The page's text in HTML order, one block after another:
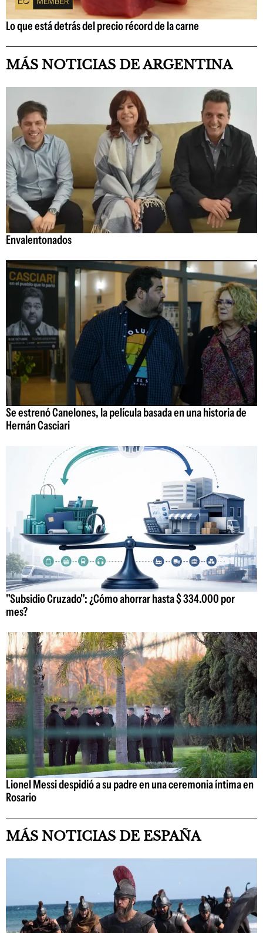
Lo que está detrás del precio récord de la carne
MÁS NOTICIAS DE ARGENTINA
Envalentonados
Se estrenó Canelones, la película basada en una historia de
Hernán Casciari
"Subsidio Cruzado": ¿Cómo ahorrar hasta $ 334.000 por
mes?
Lionel Messi despidió a su padre en una ceremonia íntima en
Rosario
MÁS NOTICIAS DE ESPAÑA